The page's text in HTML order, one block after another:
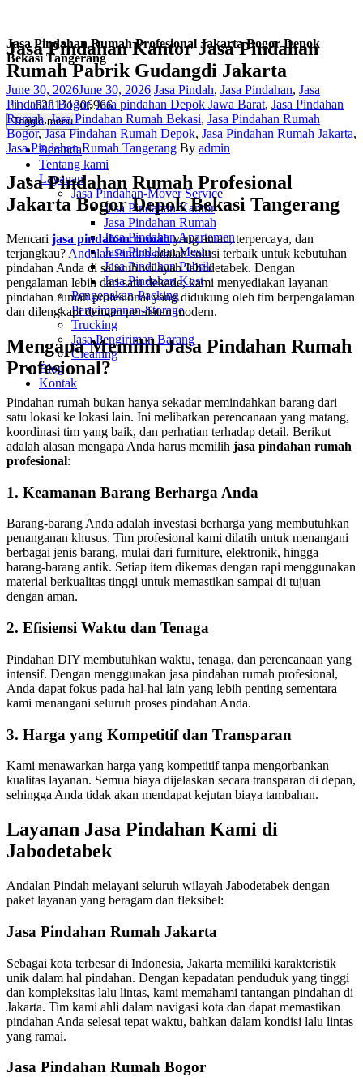
Jasa Pindahan Kantor Jasa Pindahan
Rumah Pabrik Gudangdi Jakarta
+628131306966
Toggle menu
Beranda
Tentang kami
Layanan
Jasa Pindahan-Mover Service
Jasa Pindahan Kantor
Jasa Pindahan Rumah
Jasa Pindahan Apartemen
Jasa Pindahan Mesin
Jasa Pindahan Pabrik
Jasa Pindahan Kost
Pengepakan-Packing
Penyimpanan-Storage
Trucking
Jasa Pengiriman Barang
Cleaning
Blog
Kontak
Jasa Pindahan Rumah Profesional Jakarta Bogor Depok
Bekasi Tangerang
Posted
on
June 30, 2026June 30, 2026 Categories
Jasa Pindah, Jasa Pindahan, Jasa
Pindahan Bogor,Jasa pindahan Depok Jawa Barat, Jasa Pindahan
Rumah,Jasa Pindahan Rumah Bekasi, Jasa Pindahan Rumah
Bogor,Jasa Pindahan Rumah Depok, Jasa Pindahan Rumah Jakarta,
Jasa Pindahan Rumah Tangerang Author
By admin
Jasa Pindahan Rumah Profesional
Jakarta Bogor Depok Bekasi Tangerang
Mencari jasa pindahan rumahyang aman, terpercaya, dan
terjangkau? Andalan Pindahadalah solusi terbaik untuk kebutuhan
pindahan Anda di seluruh wilayah Jabodetabek. Dengan
pengalaman lebih dari satu dekade, kami menyediakan layanan
pindahan rumah profesional yang didukung oleh tim berpengalaman
dan dilengkapi dengan peralatan modern.
Mengapa Memilih Jasa Pindahan Rumah
Profesional?
Pindahan rumah bukan hanya sekadar memindahkan barang dari
satu lokasi ke lokasi lain. Ini melibatkan perencanaan yang matang,
koordinasi tim yang baik, dan perhatian terhadap detail. Berikut
adalah alasan mengapa Anda harus memilih jasa pindahan rumah
profesional:
1. Keamanan Barang Berharga Anda
Barang-barang Anda adalah investasi berharga yang membutuhkan
penanganan khusus. Tim profesional kami dilatih untuk menangani
berbagai jenis barang, mulai dari furniture, elektronik, hingga
barang-barang antik. Setiap item dikemas dengan rapi menggunakan
material berkualitas tinggi untuk memastikan sampai di tujuan
dengan aman.
2. Efisiensi Waktu dan Tenaga
Pindahan DIY membutuhkan waktu, tenaga, dan perencanaan yang
intensif. Dengan menggunakan jasa pindahan rumah profesional,
Anda dapat fokus pada hal-hal lain yang lebih penting sementara
kami menangani seluruh proses pindahan Anda.
3. Harga yang Kompetitif dan Transparan
Kami menawarkan harga yang kompetitif tanpa mengorbankan
kualitas layanan. Semua biaya dijelaskan secara transparan di depan,
sehingga Anda tidak akan mendapat kejutan biaya tambahan.
Layanan Jasa Pindahan Kami di
Jabodetabek
Andalan Pindah melayani seluruh wilayah Jabodetabek dengan
paket layanan yang beragam dan fleksibel:
Jasa Pindahan Rumah Jakarta
Sebagai kota terbesar di Indonesia, Jakarta memiliki karakteristik
unik dalam hal pindahan. Dengan kepadatan penduduk yang tinggi
dan kompleksitas lalu lintas, kami memahami tantangan pindahan di
Jakarta. Tim kami ahli dalam navigasi kota dan dapat memastikan
pindahan Anda selesai tepat waktu, bahkan dalam kondisi lalu lintas
yang ramai.
Jasa Pindahan Rumah Bogor